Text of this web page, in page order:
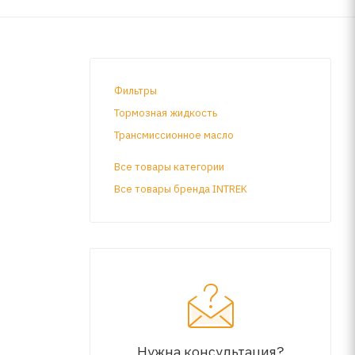
Фильтры
Тормозная жидкость
Трансмиссионное масло
Все товары категории
Все товары бренда INTREK